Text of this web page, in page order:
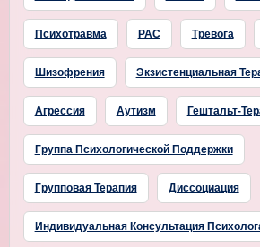
Психотравма РАС Тревога
Шизофрения Экзистенциальная
Агрессия Аутизм Гештальт-
Группа Психологической Поддержки
Групповая Терапия Диссоциация
Индивидуальная Консультация